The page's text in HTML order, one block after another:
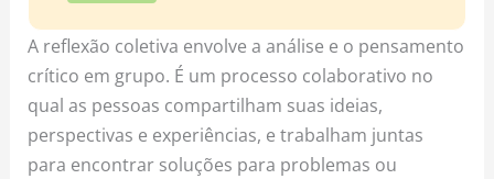
A reflexão coletiva envolve a análise e o pensamento
crítico em grupo. É um processo colaborativo no
qual as pessoas compartilham suas ideias,
perspectivas e experiências, e trabalham juntas
para encontrar soluções para problemas ou